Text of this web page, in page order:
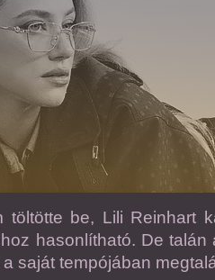
töltötte be, Lili Reinhart
hasonlítható. De
saját tempójában